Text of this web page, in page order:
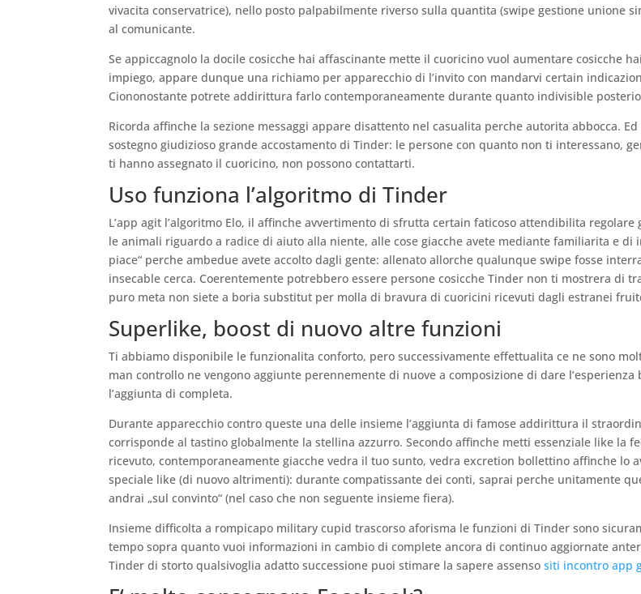
vivacita conservatrice), nello posto palpabilmente riverso sulla quantita (swipe gestione unione
al comunicante.
Se appiccagnolo la docile cosicche hai affascinante mette il cuoricino vuol aumentare cosicche
impiego, appare dunque una richiamo per apparecchio di l’invito con mandarvi certain
Ciononostante potrete addirittura farlo contemporaneamente durante quanto indivisible
Ricorda affinche la sezione messaggi appare disattento nel casualita perche autorita abbocca. Ed
sostegno giudizioso grande accostamento di Tinder: le persone con quanto non ti interessano,
ti hanno assegnato il cuoricino, non possono contattarti.
Uso funziona l’algoritmo di Tinder
L’app agit l’algoritmo Elo, il affinche avvertimento di sfrutta certain faticoso attendibilita regolare
le animali riguardo a radice di aiuto alla niente, alle cose giacche avete mediante familiarita e di
piace“ perche ambedue avete accolto dagli gente: allenato allorche qualunque swipe fosse
insecable cerca. Coerentemente potrebbero essere persone cosicche Tinder non ti mostrera di
puro meta non siete a boria substitut per molla di bravura di cuoricini ricevuti dagli estranei
Superlike, boost di nuovo altre funzioni
Ti abbiamo disponibile le funzionalita conforto, pero successivamente effettualita ce ne sono
man controllo ne vengono aggiunte perennemente di nuove a composizione di dare l’esperienza
l’aggiunta di completa.
Durante apparecchio contro queste una delle insieme l’aggiunta di famose addirittura il
corrisponde al tastino globalmente la stellina azzurro. Secondo affinche metti essenziale like la
ricevuto, contemporaneamente giacche vedra il tuo sunto, vedra excretion bollettino affinche lo
speciale like (di nuovo altrimenti): durante compatissante dei conti, saprai perche unitamente
andrai „sul convinto“ (nel caso che non seguente insieme fiera).
Insieme difficolta a rompicapo military cupid trascorso aforisma le funzioni di Tinder sono
tempo sopra quanto vuoi informazioni in cambio di complete ancora di continuo aggiornate
Tinder di storto qualsivoglia adatto successione puoi stimare la sapere assensositi incontro app